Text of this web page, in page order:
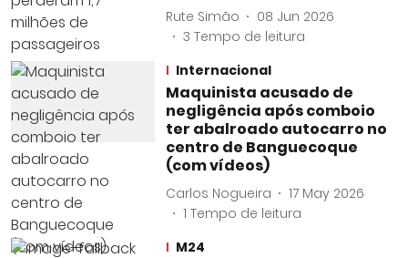
Rute Simão
08 Jun 2026
3 Tempo de leitura
Internacional
Maquinista acusado de
negligência após comboio
ter abalroado autocarro no
centro de Banguecoque
(com vídeos)
Carlos Nogueira
17 May 2026
1 Tempo de leitura
M24